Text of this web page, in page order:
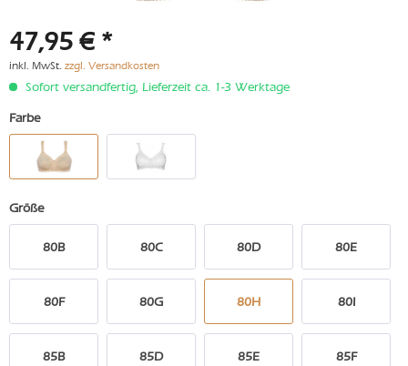
47,95 € *
inkl. MwSt. zzgl. Versandkosten
Sofort versandfertig, Lieferzeit ca. 1-3 Werktage
Farbe
Größe
80B 80C 80D 80E
80F 80G 80H 80I
85B 85D 85E 85F